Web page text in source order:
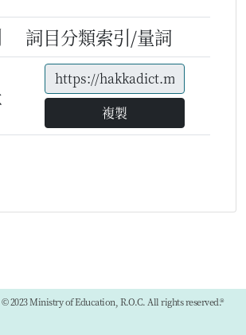
詞目分類索引/量詞
複製
© 2023 Ministry of Education, R.O.C. All rights reserved.®